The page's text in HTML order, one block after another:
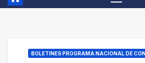
BOLETINES PROGRAMA NACIONAL DE